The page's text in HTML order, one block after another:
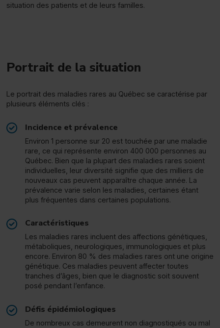
situation des patients et de leurs familles.
Portrait de la situation
Le portrait des maladies rares au Québec se caractérise par
plusieurs éléments clés :
Incidence et prévalence
Environ 1 personne sur 20 est touchée par une maladie
rare, ce qui représente environ 400 000 personnes au
Québec. Bien que la plupart des maladies rares soient
individuelles, leur diversité signifie que des milliers de
nouveaux cas peuvent apparaître chaque année. La
prévalence varie selon les maladies, certaines étant
plus fréquentes dans certaines populations.
Caractéristiques
Les maladies rares incluent des affections génétiques,
métaboliques, neurologiques, immunologiques et plus
encore. Environ 80 % des maladies rares ont une origine
génétique. Ces maladies peuvent affecter toutes
tranches d’âges, bien que le diagnostic soit souvent
posé pendant l’enfance.
Défis épidémiologiques
De nombreux cas demeurent non diagnostiqués ou mal